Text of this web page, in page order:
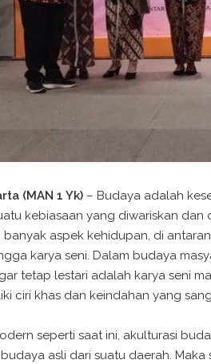
(MAN 1 Yk) – Budaya adalah
kebiasaan yang diwariskan
aspek kehidupan, di
karya seni. Dalam budaya
tetap lestari adalah karya seni
ciri khas dan keindahan yang
seperti saat ini, akulturasi
asli dari suatu daerah.